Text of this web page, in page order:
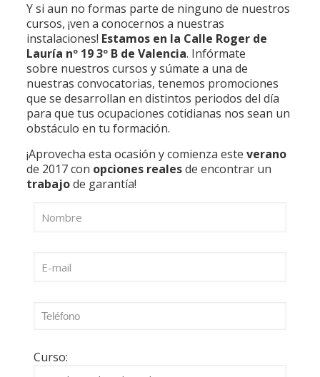
Y si aun no formas parte de ninguno de nuestros
cursos, ¡ven a conocernos a nuestras
instalaciones! Estamos en la Calle Roger de
Lauría nº 19 3º B de Valencia. Infórmate
sobre nuestros cursos y súmate a una de
nuestras convocatorias, tenemos promociones
que se desarrollan en distintos periodos del día
para que tus ocupaciones cotidianas nos sean un
obstáculo en tu formación.
¡Aprovecha esta ocasión y comienza este verano
de 2017 con opciones realesde encontrar un
trabajode garantía!
Curso: